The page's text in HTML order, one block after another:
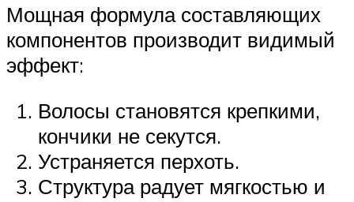
Мощная формула составляющих
компонентов производит видимый
эффект:
Волосы становятся крепкими,
кончики не секутся.
Устраняется перхоть.
Структура радует мягкостью и